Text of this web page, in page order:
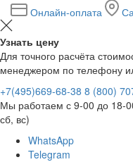
Онлайн-оплата
Узнать цену
Для точного расчёта
менеджером по телефону
+7(495)669-68-38 8 (800)
Мы работаем с 9-00 до 18-
сб, вс)
WhatsApp
Telegram